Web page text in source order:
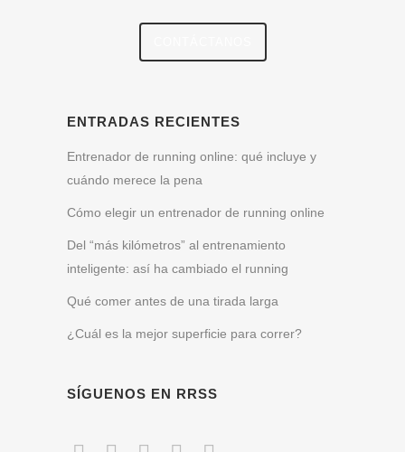
ENTRADAS RECIENTES
Entrenador de running online: qué incluye y
cuándo merece la pena
Cómo elegir un entrenador de running online
Del “más kilómetros” al entrenamiento
inteligente: así ha cambiado el running
Qué comer antes de una tirada larga
¿Cuál es la mejor superficie para correr?
SÍGUENOS EN RRSS